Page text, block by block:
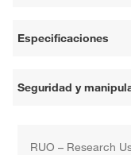
Especificaciones
Seguridad y
RUO – Research